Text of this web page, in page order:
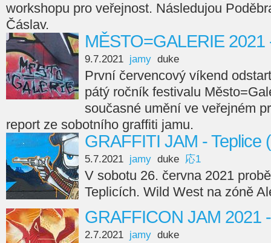
workshopu pro veřejnost. Následujou
Čáslav.
MĚSTO=GALERIE
9.7.2021 jamy duke
První červencový víkend
pátý ročník festivalu
současné umění ve veřejném
report ze sobotního graffiti jamu.
GRAFFITI JAM - Teplice
5.7.2021 jamy duke 応1
V sobotu 26. června 2021
Teplicích. Wild West na zóně
GRAFFICON JAM 2021
2.7.2021 jamy duke